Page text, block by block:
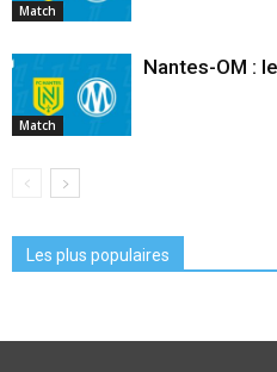
Match
Match
Nantes-OM :
Les plus populaires